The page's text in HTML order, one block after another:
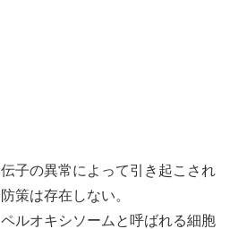
子の異常によって引き起こされ
策は存在しない。
ルオキシソームと呼ばれる細胞